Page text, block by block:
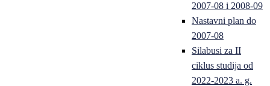
2007-08 i 2008-09
Nastavni plan do
2007-08
Silabusi za II
ciklus studija od
2022-2023 a. g.